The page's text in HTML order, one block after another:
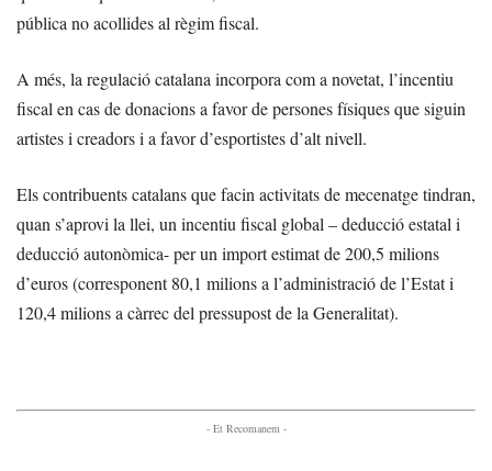
pública no acollides al règim fiscal.
A més, la regulació catalana incorpora com a novetat, l’incentiu
fiscal en cas de donacions a favor de persones físiques que siguin
artistes i creadorsi a favor d’esportistes d’alt nivell.
Els contribuents catalans que facin activitats de mecenatge tindran,
quan s’aprovi la llei, un incentiu fiscal global – deducció estatal i
deducció autonòmica- per un import estimat de 200,5 milions
d’euros (corresponent 80,1 milions a l’administració de l’Estat i
120,4 milions a càrrec del pressupost de la Generalitat).
- Et Recomanem -